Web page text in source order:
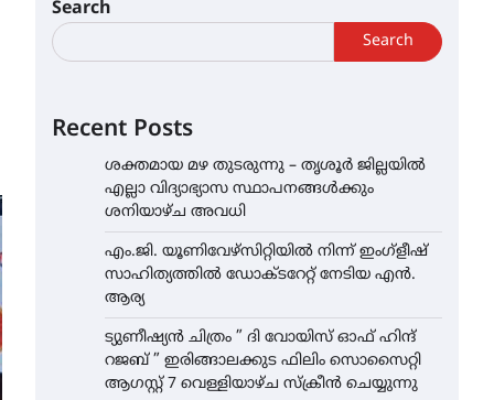
Search
Search
Recent Posts
ശക്തമായ മഴ തുടരുന്നു – തൃശൂർ ജില്ലയിൽ
എല്ലാ വിദ്യാഭ്യാസ സ്ഥാപനങ്ങൾക്കും
ശനിയാഴ്ച അവധി
എം.ജി. യൂണിവേഴ്‌സിറ്റിയിൽ നിന്ന് ഇംഗ്ളീഷ്
സാഹിത്യത്തിൽ ഡോക്ടറേറ്റ് നേടിയ എൻ.
ആര്യ
ട്യുണീഷ്യൻ ചിത്രം ” ദി വോയിസ് ഓഫ് ഹിന്ദ്
റജബ് ” ഇരിങ്ങാലക്കുട ഫിലിം സൊസൈറ്റി
ആഗസ്റ്റ് 7 വെള്ളിയാഴ്ച സ്‌ക്രീൻ ചെയ്യുന്നു